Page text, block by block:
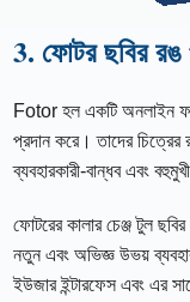
3. ফোটর ছবির রঙ
Fotor হল একটি অনলাইন
প্রদান করে। তাদের চিত্রের
ব্যবহারকারী-বান্ধব এবং
ফোটরের কালার চেঞ্জ টুল
নতুন এবং অভিজ্ঞ উভয়
ইউজার ইন্টারফেস এবং এর